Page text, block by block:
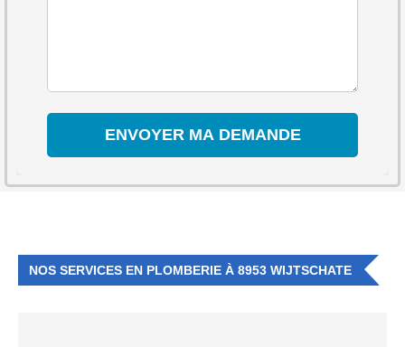
NOS SERVICES EN PLOMBERIE À 8953 WIJTSCHATE